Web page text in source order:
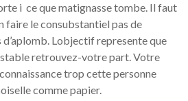
i ce que matignasse tombe. Il faut
faire le consubstantiel pas de
Lobjectif represente que
retrouvez-votre part. Votre
trop cette personne
comme papier.